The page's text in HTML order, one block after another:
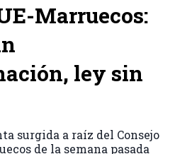
Marruecos:
ley sin
surgida a raíz del Consejo
de la semana pasada